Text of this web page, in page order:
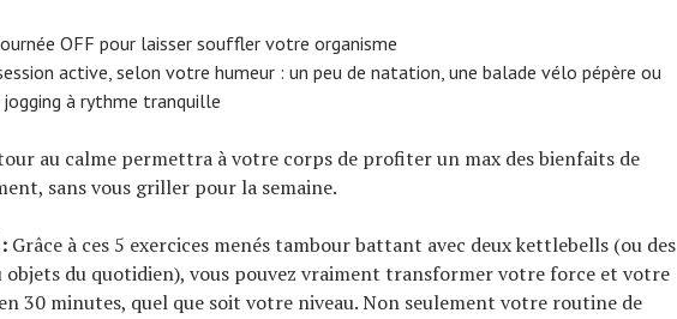
OFF pour laisser souffler votre organisme
active, selon votre humeur : un peu de natation, une balade vélo pépère ou
à rythme tranquille
au calme permettra à votre corps de profiter un max des bienfaits de
sans vous griller pour la semaine.
Grâce à ces 5 exercices menés tambour battant avec deux kettlebells (ou des
objets du quotidien), vous pouvez vraiment transformer votre force et votre
30 minutes, quel que soit votre niveau. Non seulement votre routine de